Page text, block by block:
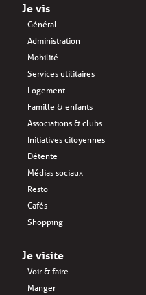
Je vis
Général
Administration
Mobilité
Services utilitaires
Logement
Famille & enfants
Associations & clubs
Initiatives citoyennes
Détente
Médias sociaux
Resto
Cafés
Shopping
Je visite
Voir & faire
Manger